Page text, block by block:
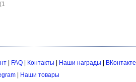
(1
| FAQ| Контакты Наши награды
ВКонтакте
Наши товары